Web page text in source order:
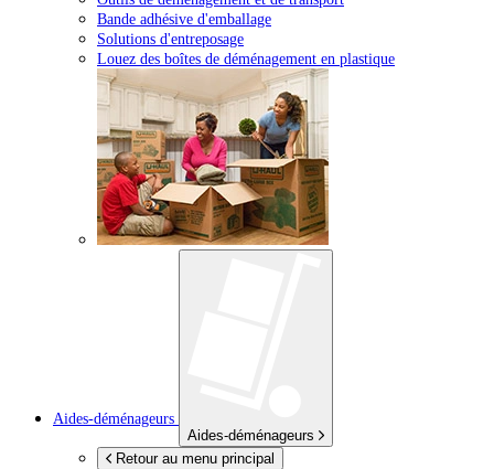
Bande adhésive d'emballage
Solutions d'entreposage
Louez des boîtes de déménagement en plastique
Aides-déménageurs
Aides-déménageurs
Retour au menu principal